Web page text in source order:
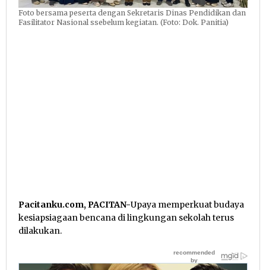
Foto bersama peserta dengan Sekretaris Dinas Pendidikan dan
Fasilitator Nasional ssebelum kegiatan. (Foto: Dok. Panitia)
Pacitanku.com, PACITAN-Upaya memperkuat budaya
kesiapsiagaan bencana di lingkungan sekolah terus
dilakukan.